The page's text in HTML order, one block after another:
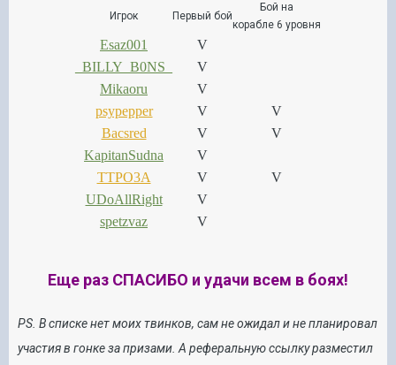
Игрок Первый бой
Бой на
корабле 6 уровня
Esaz001
V
_BILLY_B0NS_
V
Mikaoru
V
psypepper
V
V
Bacsred
V
V
KapitanSudna
V
TTPO3A
V
V
UDoAllRight
V
spetzvaz
V
Еще раз СПАСИБО и удачи всем в боях!
PS. В списке нет моих твинков, сам не ожидал и не планировал
участия в гонке за призами. А реферальную ссылку разместил